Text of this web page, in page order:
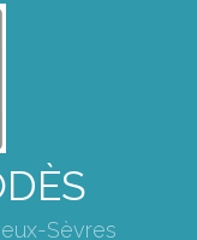
Sèvres